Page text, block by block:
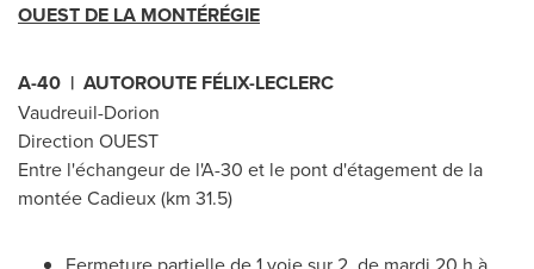
OUEST DE LA MONTÉRÉGIE
A-40 | AUTOROUTE FÉLIX-LECLERC
Vaudreuil-Dorion
Direction OUEST
Entre l'échangeur de l'A-30 et le pont d'étagement de la
montée Cadieux (km 31.5)